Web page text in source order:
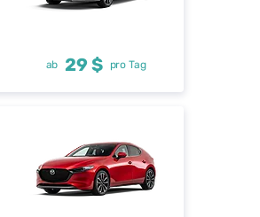
ab 29 $ pro Tag